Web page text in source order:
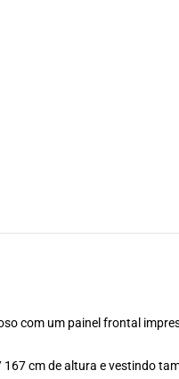
com um painel frontal
cm de altura e vestindo